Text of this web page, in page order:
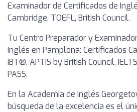
Examinador de Certificados de
Cambridge, TOEFL, British Council.
Tu Centro Preparador y
Inglés en Pamplona: Certificados
iBT®, APTIS by British Council,
PASS.
En la Academia de Inglés
búsqueda de la excelencia es el